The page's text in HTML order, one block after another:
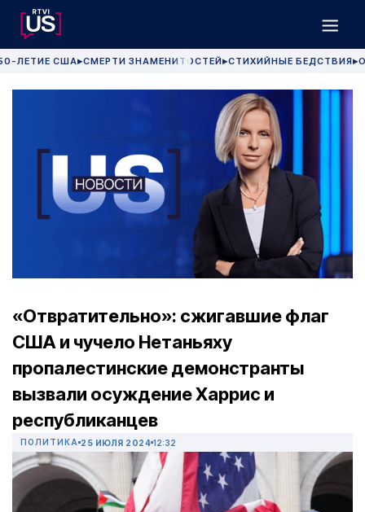
ЛЕТИЕ США▶СМЕРТИ ЗНАМЕНИТОСТЕЙ▶СТИХИЙНЫЕ БЕДСТВИЯ▶
«Отвратительно»: сжигавшие флаг
США и чучело Нетаньяху
пропалестинские демонстранты
вызвали осуждение Харрис и
республиканцев
ПОЛИТИКА 25 ИЮЛЯ 2024 12:32